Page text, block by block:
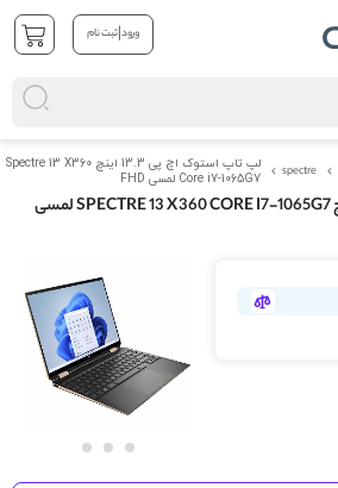
ورود|ثبت نام
spectre
لپ تاپ استوک اچ پی 13.3 اینچ Spectre 13 X360
Core i7-1065G7 لمسی FHD
لپ تاپ استوک اچ پی 13.3 اینچ SPECTRE 13 X360 CORE I7-1065G7 لمسی
تصاویر